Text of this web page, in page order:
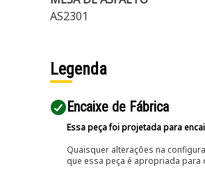
AS2301
Legenda
Encaixe de Fábrica
Essa peça foi projetada para
Quaisquer alterações na
que essa peça é apropriada